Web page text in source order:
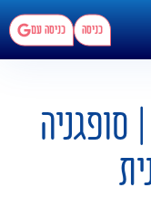
כניסה כניסה עם
סופגניה